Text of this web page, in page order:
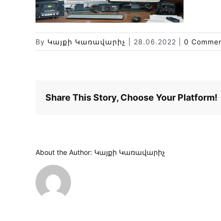
By Կայքի Կառավարիչ 28.06.2022 0
Share This Story, Choose Your Platform!
About the Author: Կայքի Կառավարիչ